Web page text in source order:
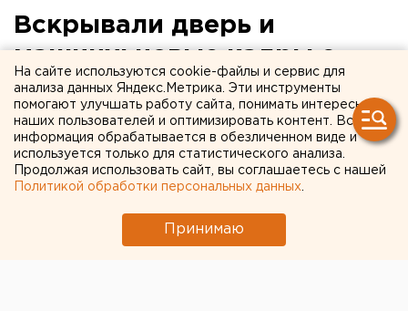
Вскрывали дверь и
машину: новые кадры с
места массового убийства
на «вписке» в
Екатеринбурге (ФОТО)
На сайте используются cookie-файлы и сервис для
анализа данных Яндекс.Метрика. Эти инструменты
помогают улучшать работу сайта, понимать интересы
наших пользователей и оптимизировать контент. Вся
информация обрабатывается в обезличенном виде и
используется только для статистического анализа.
Продолжая использовать сайт, вы соглашаетесь с нашей
Политикой обработки персональных данных
Принимаю